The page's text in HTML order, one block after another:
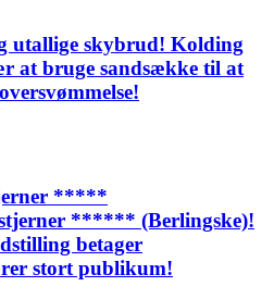
utallige skybrud! Kolding
at bruge sandsække til at
*****
****** (Berlingske)!
betager
stort publikum!